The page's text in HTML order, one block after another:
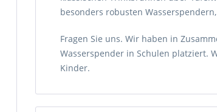
besonders robusten
Fragen Sie uns. Wir haben in
Wasserspender in Schulen platziert.
Kinder.